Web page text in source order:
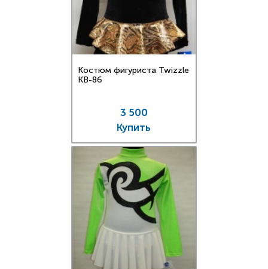
Костюм фигуриста Twizzle
KB-86
3 500
Купить